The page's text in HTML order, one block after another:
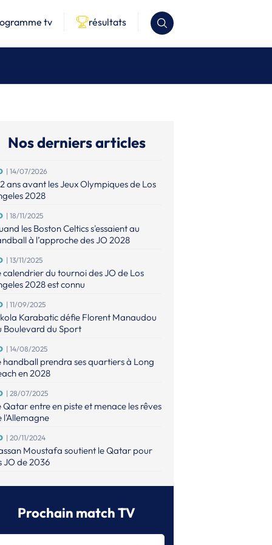
tv résultats
Nos derniers articles
| 14/07/2026
ans avant les Jeux Olympiques de Los
2028
| 18/11/2025
les Boston Celtics s'essaient au
à l’approche des JO 2028
| 13/11/2025
calendrier du tournoi des JO de Los
2028 est connu
| 11/09/2025
Karabatic défie Florent Manaudou
Boulevard du Sport
| 14/08/2025
handball prendra ses quartiers à Long
en 2028
| 28/07/2025
Qatar entre en piste et menace les rêves
l'Allemagne
| 20/11/2024
Moustafa soutient le Qatar pour
JO de 2036
les JO
Prochain match TV